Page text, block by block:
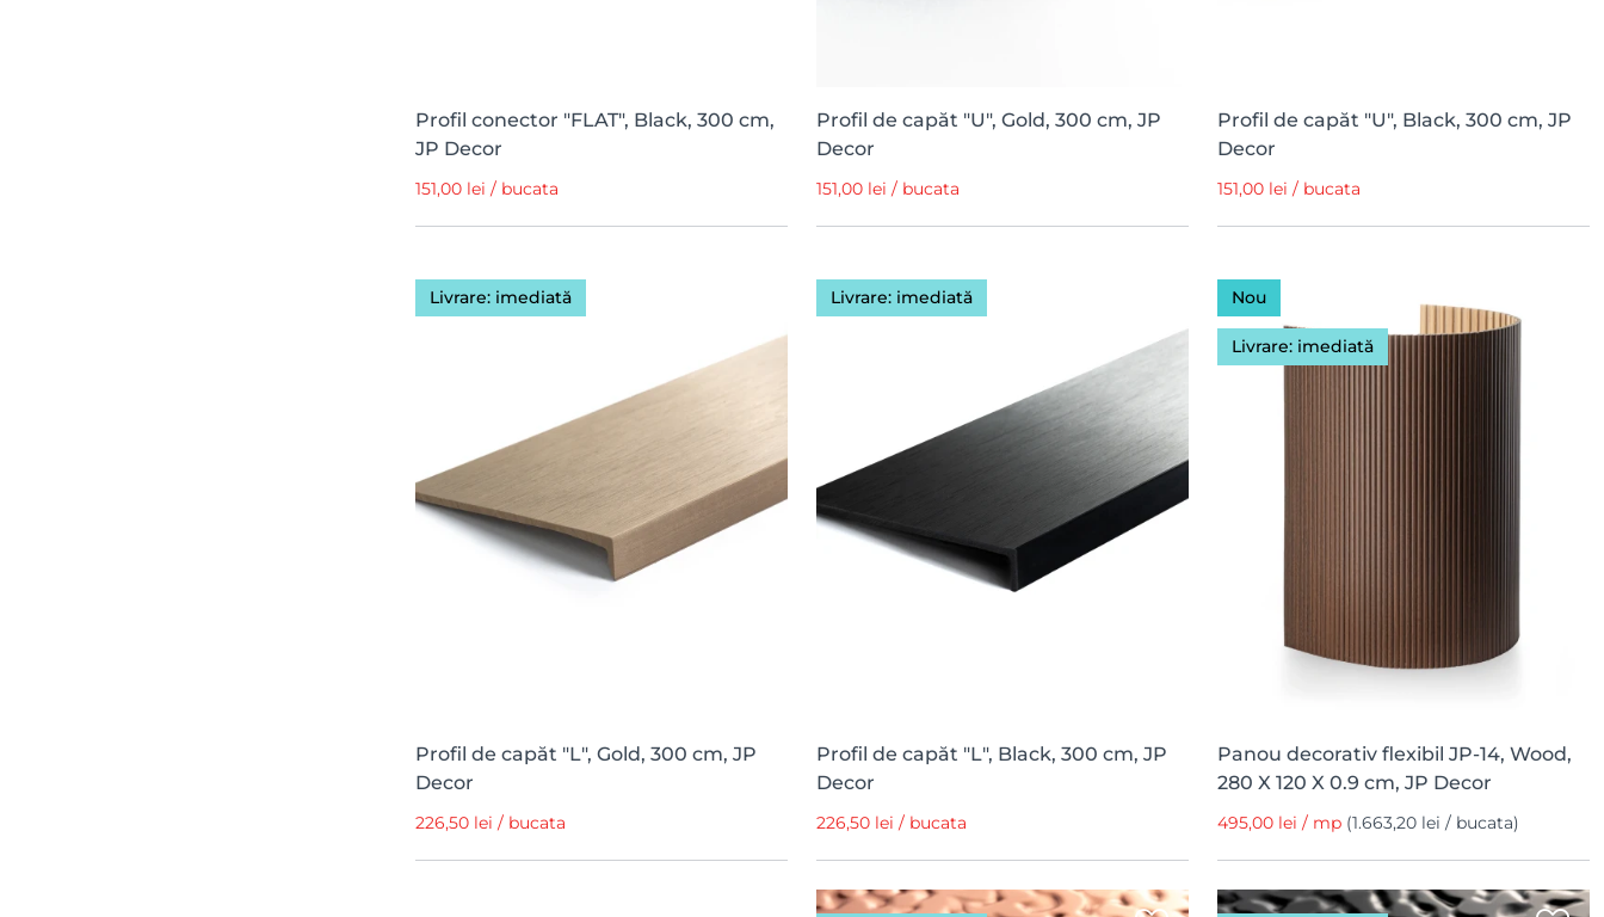
Profil conector "FLAT", Black, 300 cm,
JP Decor
151,00 lei / bucata
Profil de capăt "U", Gold, 300 cm, JP
Decor
151,00 lei / bucata
Profil de capăt "U", Black, 300 cm, JP
Decor
151,00 lei / bucata
Livrare: imediată
Profil de capăt "L", Gold, 300 cm, JP
Decor
226,50 lei / bucata
Livrare: imediată
Profil de capăt "L", Black, 300 cm, JP
Decor
226,50 lei / bucata
Nou
Livrare: imediată
Panou decorativ flexibil JP-14, Wood,
280 X 120 X 0.9 cm, JP Decor
495,00 lei / mp (1.663,20 lei / bucata)